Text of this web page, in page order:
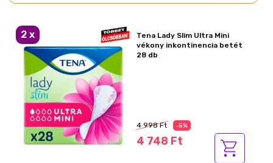
2 x
Tena Lady Slim Ultra Mini
vékony inkontinencia betét
28 db
4 998 Ft -5%
4 748 Ft